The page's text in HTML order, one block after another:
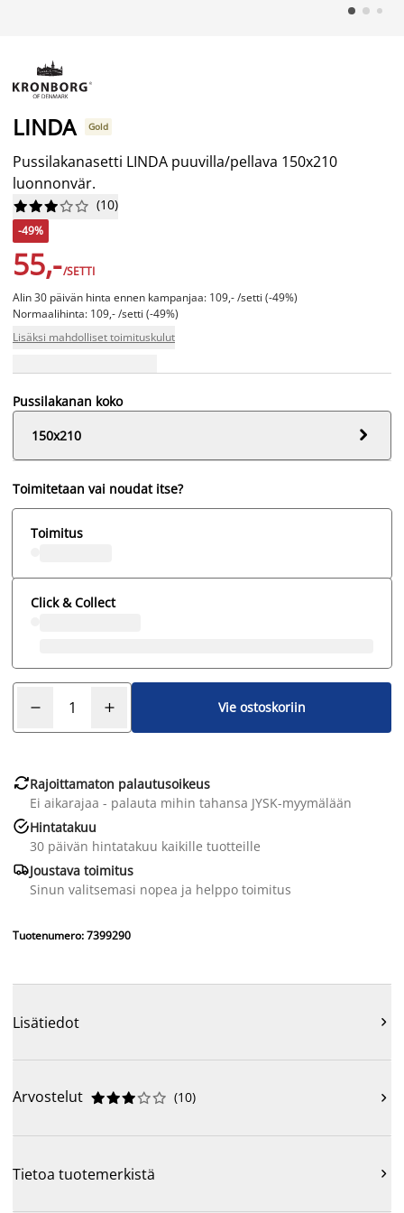
LINDA Gold
Pussilakanasetti LINDA puuvilla/pellava 150x210
luonnonvär.





 (10)
-49%
55,-/SETTI
Alin 30 päivän hinta ennen kampanjaa: 109,- /setti (-49%)
Normaalihinta: 109,- /setti (-49%)
Lisäksi mahdolliset toimituskulut
Pussilakanan koko
150x210

Toimitetaan vai noudat itse?
Toimitus
Click & Collect
Vie ostoskoriin
Rajoittamaton palautusoikeus
Ei aikarajaa - palauta mihin tahansa JYSK-myymälään
Hintatakuu
30 päivän hintatakuu kaikille tuotteille
Joustava toimitus
Sinun valitsemasi nopea ja helppo toimitus
Tuotenumero: 7399290
Lisätiedot 
Arvostelut 




 (10) 
Tietoa tuotemerkistä 